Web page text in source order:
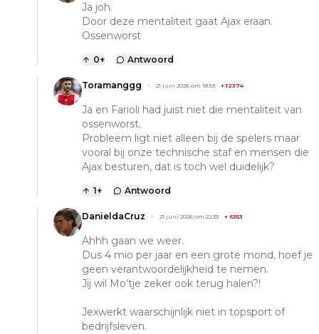
Ja joh.
Door deze mentaliteit gaat Ajax eraan.
Ossenworst
0+ Antwoord
Toramanggg 21 juni 2026 om 18:53 +12374
Ja en Farioli had juist niet die mentaliteit van
ossenworst.
Probleem ligt niet alleen bij de spelers maar
vooral bij onze technische staf en mensen die
Ajax besturen, dat is toch wel duidelijk?
1+ Antwoord
DanieldaCruz 21 juni 2026 om 22:33 + 6353
Ahhh gaan we weer.
Dus 4 mio per jaar en een grote mond, hoef je
geen verantwoordelijkheid te nemen.
Jij wil Mo’tje zeker ook terug halen?!
Jexwerkt waarschijnlijk niet in topsport of
bedrijfsleven.